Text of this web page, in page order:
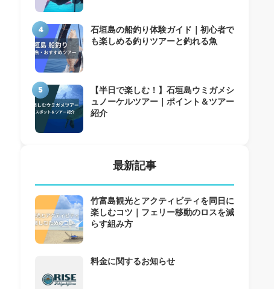
4
石垣島の船釣り体験ガイド｜初心者で
も楽しめる釣りツアーと釣れる魚
5
【半日で楽しむ！】石垣島ウミガメシ
ュノーケルツアー｜ポイント＆ツアー
紹介
最新記事
竹富島観光とアクティビティを同日に
楽しむコツ｜フェリー移動のロスを減
らす組み方
料金に関するお知らせ